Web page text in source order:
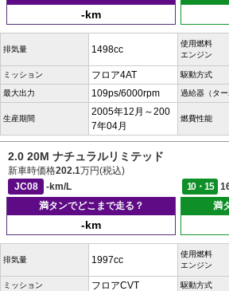
-km
排気量 1498cc
使用燃料
エンジン
ミッション フロア4AT 駆動方式
最大出力 109ps/6000rpm 過給器（ター
生産期間
2005年12月～200
7年04月
燃費性能
2.0 20M ナチュラルリミテッド
新車時価格202.1万円(税込)
JC08
-km/L 10・15
満タンでどこまで走る？
-km
満
排気量 1997cc
使用燃料
エンジン
ミッション フロアCVT 駆動方式